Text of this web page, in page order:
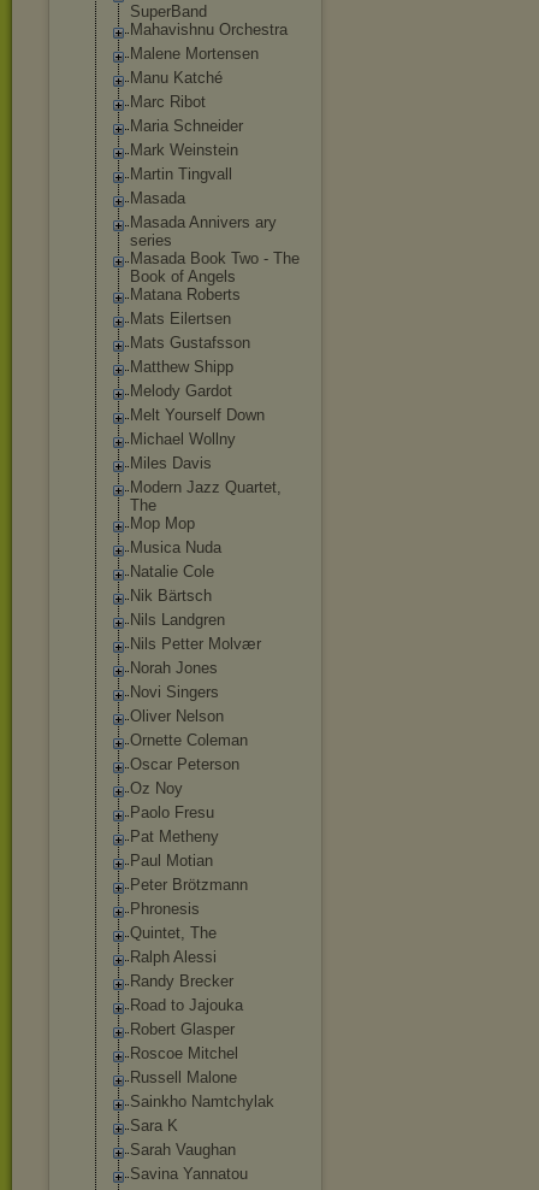
SuperBand
Mahavishnu Orchestra
Malene Mortensen
Manu Katché
Marc Ribot
Maria Schneider
Mark Weinstein
Martin Tingvall
Masada
Masada Annivers ary
series
Masada Book Two - The
Book of Angels
Matana Roberts
Mats Eilertsen
Mats Gustafsson
Matthew Shipp
Melody Gardot
Melt Yourself Down
Michael Wollny
Miles Davis
Modern Jazz Quartet,
The
Mop Mop
Musica Nuda
Natalie Cole
Nik Bärtsch
Nils Landgren
Nils Petter Molvær
Norah Jones
Novi Singers
Oliver Nelson
Ornette Coleman
Oscar Peterson
Oz Noy
Paolo Fresu
Pat Metheny
Paul Motian
Peter Brötzmann
Phronesis
Quintet, The
Ralph Alessi
Randy Brecker
Road to Jajouka
Robert Glasper
Roscoe Mitchel
Russell Malone
Sainkho Namtchylak
Sara K
Sarah Vaughan
Savina Yannatou